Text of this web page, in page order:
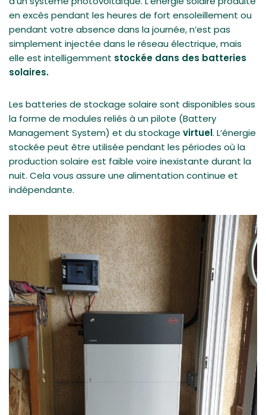
en excès pendant les heures de fort ensoleillement ou
pendant votre absence dans la journée, n’est pas
simplement injectée dans le réseau électrique, mais
elle est intelligemment stockée dans des batteries
solaires.
Les batteries de stockage solaire sont disponibles sous
la forme de modules reliés à un pilote (Battery
Management System) et du stockage virtuel. L’énergie
stockée peut être utilisée pendant les périodes où la
production solaire est faible voire inexistante durant la
nuit. Cela vous assure une alimentation continue et
indépendante.